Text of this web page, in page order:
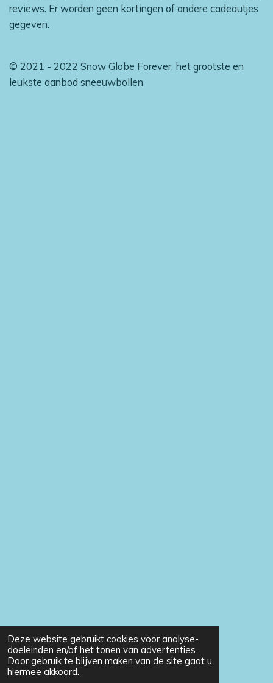
Deze website gebruikt cookies voor analyse-
doeleinden en/of het tonen van advertenties.
Door gebruik te blijven maken van de site gaat u
hiermee akkoord.
reviews. Er worden geen kortingen of andere cadeautjes
gegeven.
© 2021 - 2022 Snow Globe Forever, het grootste en
leukste aanbod sneeuwbollen